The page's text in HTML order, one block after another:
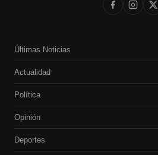
Últimas Noticias
Actualidad
Política
Opinión
Deportes